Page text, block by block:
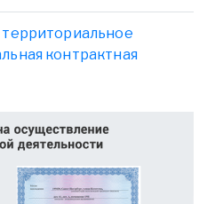
контрактная